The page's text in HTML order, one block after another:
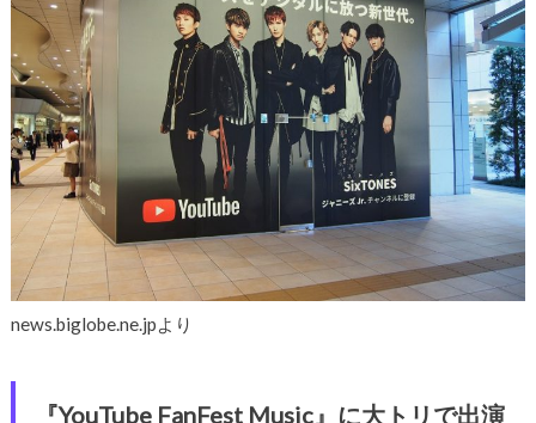
news.biglobe.ne.jpより
『YouTube FanFest Music』に大トリで出演